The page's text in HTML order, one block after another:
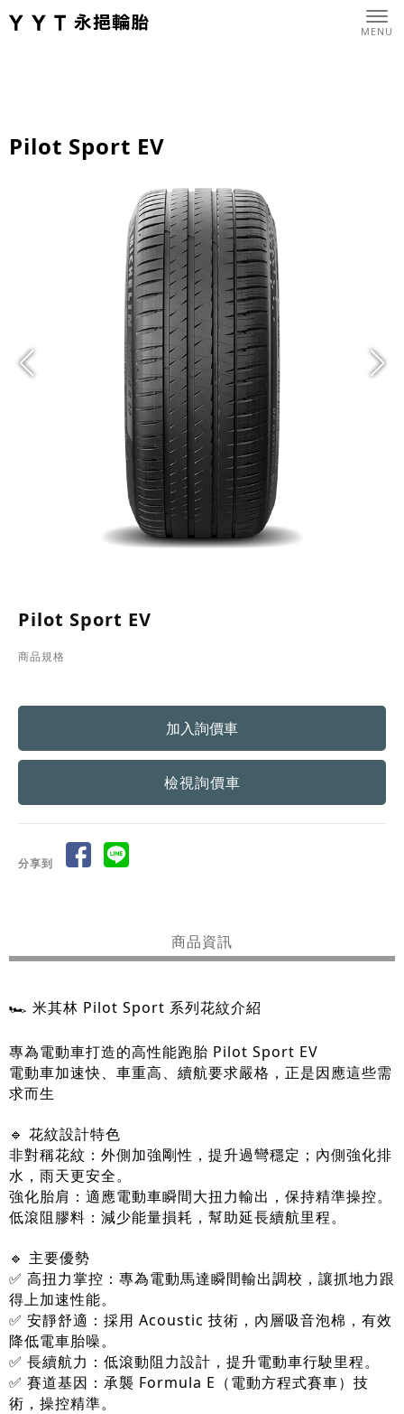
Pilot Sport EV
Pilot Sport EV
商品規格
檢視詢價車
分享到
商品資訊
🏎️ 米其林 Pilot Sport 系列花紋介紹
專為電動車打造的高性能跑胎 Pilot Sport EV
電動車加速快、車重高、續航要求嚴格，正是因應這些需
求而生
🔹 花紋設計特色
非對稱花紋：外側加強剛性，提升過彎穩定；內側強化排
水，雨天更安全。
強化胎肩：適應電動車瞬間大扭力輸出，保持精準操控。
低滾阻膠料：減少能量損耗，幫助延長續航里程。
🔹 主要優勢
✅ 高扭力掌控：專為電動馬達瞬間輸出調校，讓抓地力跟
得上加速性能。
✅ 安靜舒適：採用 Acoustic 技術，內層吸音泡棉，有效
降低電車胎噪。
✅ 長續航力：低滾動阻力設計，提升電動車行駛里程。
✅ 賽道基因：承襲 Formula E（電動方程式賽車）技
術，操控精準。